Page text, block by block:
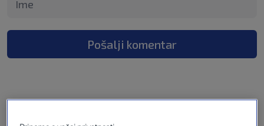
Pošalji komentar